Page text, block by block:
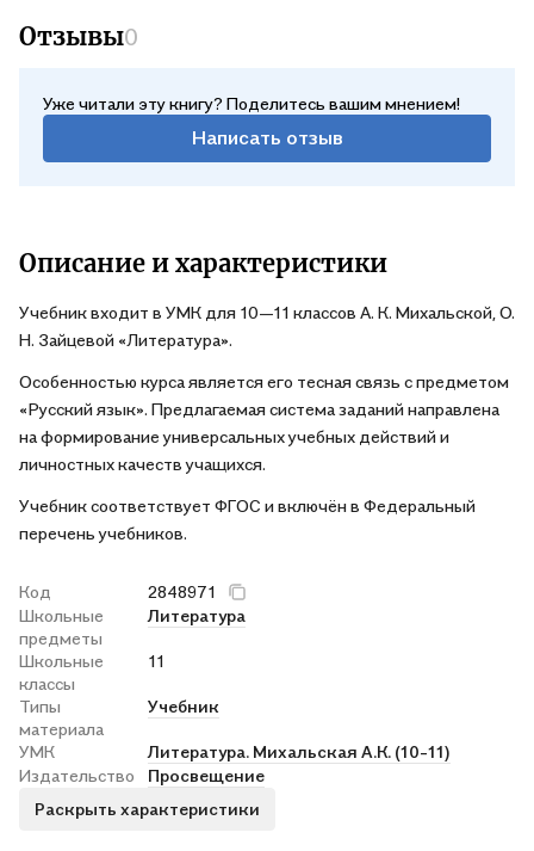
Отзывы0
Уже читали эту книгу? Поделитесь вашим мнением!
Написать отзыв
Описание и характеристики
Учебник входит в УМК для 10—11 классов А. К. Михальской, О.
Н. Зайцевой «Литература».
Особенностью курса является его тесная связь с предметом
«Русский язык». Предлагаемая система заданий направлена
на формирование универсальных учебных действий и
личностных качеств учащихся.
Учебник соответствует ФГОС и включён в Федеральный
перечень учебников.
Код
2848971
Школьные
предметы
Литература
Школьные
классы
11
Типы
материала
Учебник
УМК
Литература. Михальская А.К. (10-11)
Издательство
Просвещение
Раскрыть характеристики